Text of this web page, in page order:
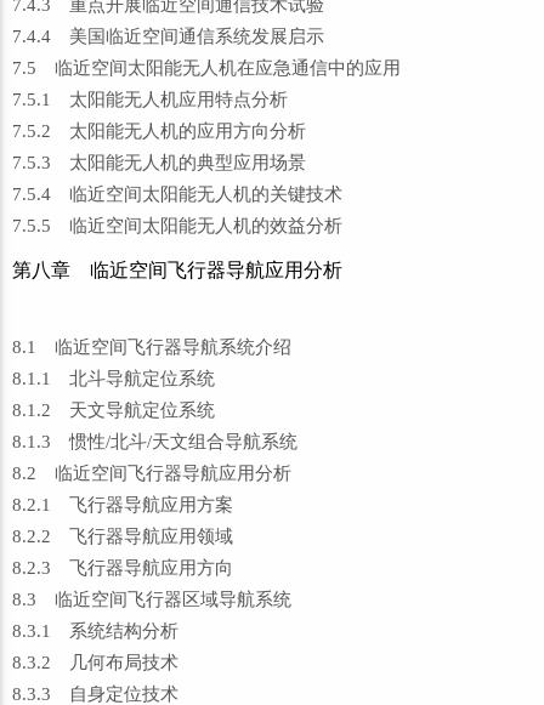
7.4.3 重点开展临近空间通信技术试验
7.4.4 美国临近空间通信系统发展启示
7.5 临近空间太阳能无人机在应急通信中的应用
7.5.1 太阳能无人机应用特点分析
7.5.2 太阳能无人机的应用方向分析
7.5.3 太阳能无人机的典型应用场景
7.5.4 临近空间太阳能无人机的关键技术
7.5.5 临近空间太阳能无人机的效益分析
第八章 临近空间飞行器导航应用分析
8.1 临近空间飞行器导航系统介绍
8.1.1 北斗导航定位系统
8.1.2 天文导航定位系统
8.1.3 惯性/北斗/天文组合导航系统
8.2 临近空间飞行器导航应用分析
8.2.1 飞行器导航应用方案
8.2.2 飞行器导航应用领域
8.2.3 飞行器导航应用方向
8.3 临近空间飞行器区域导航系统
8.3.1 系统结构分析
8.3.2 几何布局技术
8.3.3 自身定位技术